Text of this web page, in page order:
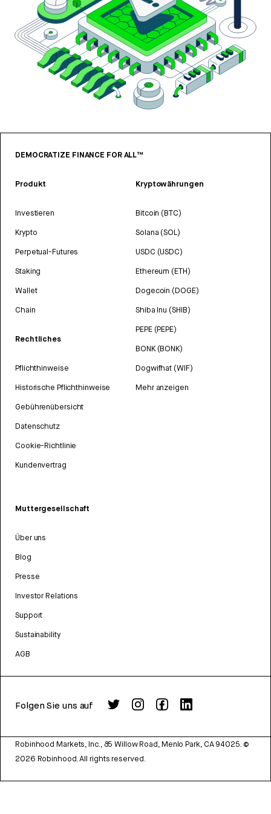
DEMOCRATIZE FINANCE FOR ALL™
Produkt
Investieren
Krypto
Perpetual-Futures
Staking
Wallet
Chain
Rechtliches
Pflichthinweise
Historische Pflichthinweise
Gebührenübersicht
Datenschutz
Cookie-Richtlinie
Kundenvertrag
Kryptowährungen
Bitcoin (BTC)
Solana (SOL)
USDC (USDC)
Ethereum (ETH)
Dogecoin (DOGE)
Shiba Inu (SHIB)
PEPE (PEPE)
BONK (BONK)
Dogwifhat (WIF)
Mehr anzeigen
Muttergesellschaft
Über uns
Blog
Presse
Investor Relations
Support
Sustainability
AGB
Folgen Sie uns auf
Robinhood Markets, Inc., 85 Willow Road, Menlo Park, CA 94025. ©
2026 Robinhood. All rights reserved.